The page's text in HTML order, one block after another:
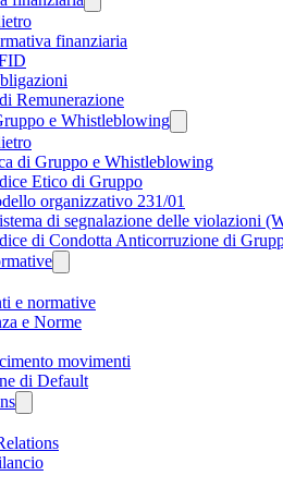
finanziaria
Remunerazione
e Whistleblowing
di Gruppo e Whistleblowing
Etico di Gruppo
organizzativo 231/01
di segnalazione delle violazioni
di Condotta Anticorruzione di
e normative
e Norme
movimenti
di Default